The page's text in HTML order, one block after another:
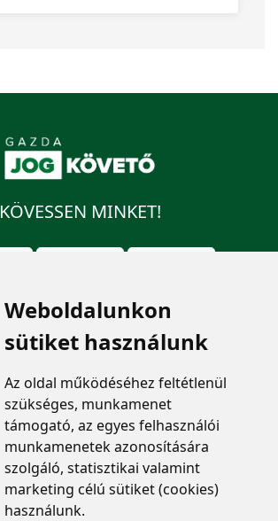
Weboldalunkon
sütiket használunk
Az oldal működéséhez feltétlenül
szükséges, munkamenet
támogató, az egyes felhasználói
munkamenetek azonosítására
szolgáló, statisztikai valamint
marketing célú sütiket (cookies)
használunk.
KÖVESSEN MINKET!
ELÉRHETŐSÉGEK
+36 1 880 7600
info@mprx.hu